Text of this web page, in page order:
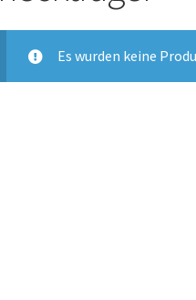
Es wurden keine